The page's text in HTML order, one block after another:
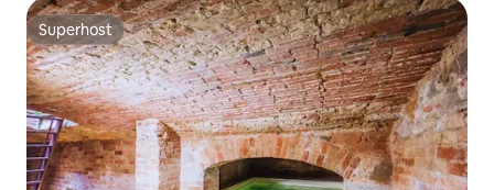
Superhost
Superhost